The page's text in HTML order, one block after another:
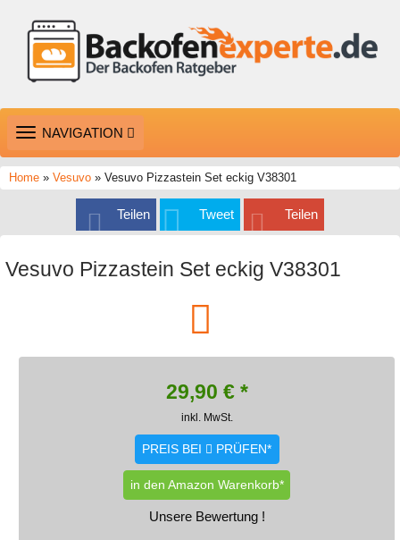
TOGGLE
NAVIGATION
Home » Vesuvo » Vesuvo Pizzastein Set eckig V38301
Teilen Tweet Teilen
Vesuvo Pizzastein Set eckig V38301
29,90 € *
inkl. MwSt.
PREIS BEI PRÜFEN*
in den Amazon Warenkorb*
Unsere Bewertung !